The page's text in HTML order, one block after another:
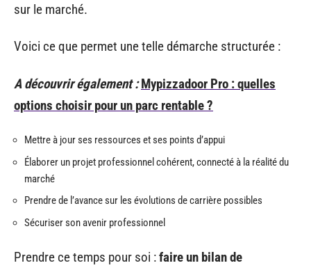
sur le marché.
Voici ce que permet une telle démarche structurée :
A découvrir également : Mypizzadoor Pro : quelles
options choisir pour un parc rentable ?
Mettre à jour ses ressources et ses points d’appui
Élaborer un projet professionnel cohérent, connecté à la réalité du
marché
Prendre de l’avance sur les évolutions de carrière possibles
Sécuriser son avenir professionnel
Prendre ce temps pour soi :faire un bilan de